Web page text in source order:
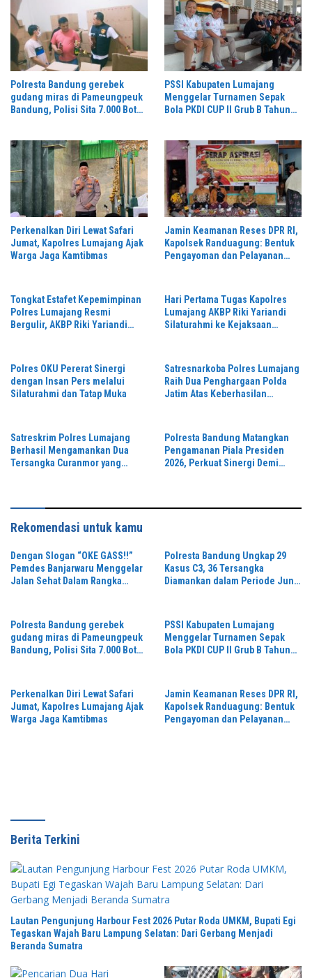
Polresta Bandung gerebek
gudang miras di Pameungpeuk
Bandung, Polisi Sita 7.000 Botol
PSSI Kabupaten Lumajang
Menggelar Turnamen Sepak
Bola PKDI CUP II Grub B Tahun
Perkenalkan Diri Lewat Safari
Jumat, Kapolres Lumajang Ajak
Warga Jaga Kamtibmas
Jamin Keamanan Reses DPR RI,
Kapolsek Randuagung: Bentuk
Pengayoman dan Pelayanan
Tongkat Estafet Kepemimpinan
Polres Lumajang Resmi
Bergulir, AKBP Riki Yariandi
Hari Pertama Tugas Kapolres
Lumajang AKBP Riki Yariandi
Silaturahmi ke Kejaksaan
Polres OKU Pererat Sinergi
dengan Insan Pers melalui
Silaturahmi dan Tatap Muka
Satresnarkoba Polres Lumajang
Raih Dua Penghargaan Polda
Jatim Atas Keberhasilan
Satreskrim Polres Lumajang
Berhasil Mengamankan Dua
Tersangka Curanmor yang
Polresta Bandung Matangkan
Pengamanan Piala Presiden
2026, Perkuat Sinergi Demi
Rekomendasi untuk kamu
Dengan Slogan “OKE GASS!!”
Pemdes Banjarwaru Menggelar
Jalan Sehat Dalam Rangka
Polresta Bandung Ungkap 29
Kasus C3, 36 Tersangka
Diamankan dalam Periode Juni-
Polresta Bandung gerebek
gudang miras di Pameungpeuk
Bandung, Polisi Sita 7.000 Botol
PSSI Kabupaten Lumajang
Menggelar Turnamen Sepak
Bola PKDI CUP II Grub B Tahun
Perkenalkan Diri Lewat Safari
Jumat, Kapolres Lumajang Ajak
Warga Jaga Kamtibmas
Jamin Keamanan Reses DPR RI,
Kapolsek Randuagung: Bentuk
Pengayoman dan Pelayanan
Berita Terkini
Lautan Pengunjung Harbour Fest 2026 Putar Roda UMKM, Bupati Egi
Tegaskan Wajah Baru Lampung Selatan: Dari Gerbang Menjadi
Beranda Sumatra